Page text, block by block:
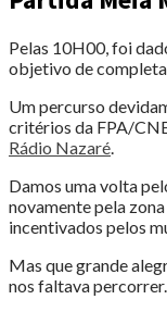
Pelas 10H00, foi
objetivo de
Um percurso
critérios da FPA/
Rádio Nazaré.
Damos uma volta
novamente pela
incentivados pelos
Mas que grande
nos faltava percorrer.